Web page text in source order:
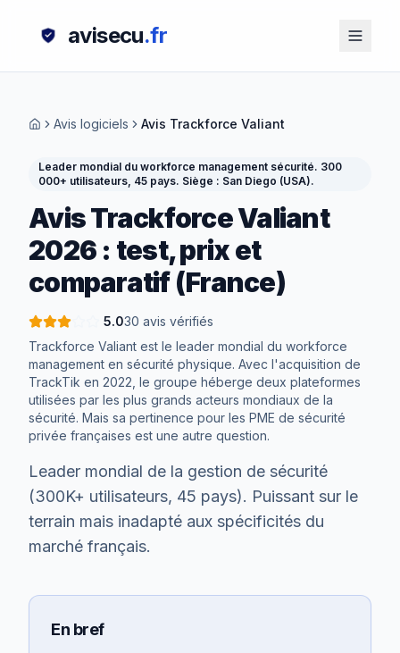
avisecu.fr
Avis logiciels Avis Trackforce Valiant
Leader mondial du workforce management sécurité. 300
000+ utilisateurs, 45 pays. Siège : San Diego (USA).
AvisTrackforce Valiant
2026 : test, prix et
comparatif (France)
5.030 avis vérifiés
Trackforce Valiant est le leader mondial du workforce
management en sécurité physique. Avec l'acquisition de
TrackTik en 2022, le groupe héberge deux plateformes
utilisées par les plus grands acteurs mondiaux de la
sécurité. Mais sa pertinence pour les PME de sécurité
privée françaises est une autre question.
Leader mondial de la gestion de sécurité
(300K+ utilisateurs, 45 pays). Puissant sur le
terrain mais inadapté aux spécificités du
marché français.
En bref